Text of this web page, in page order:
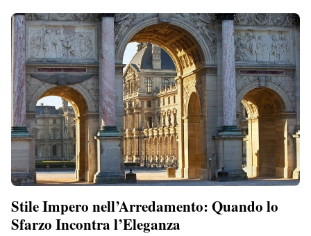
Stile Impero nell’Arredamento: Quando lo
Sfarzo Incontra l’Eleganza